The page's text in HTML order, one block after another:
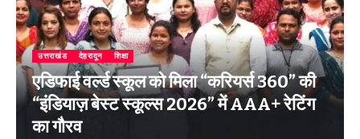
उत्तराखंड देहरादून शिक्षा
एडिफाई वर्ल्ड स्कूल को मिला “करियर्स 360” की
“इंडियाज़ बेस्ट स्कूल्स 2026” में AAA+ रेटिंग
का गौरव